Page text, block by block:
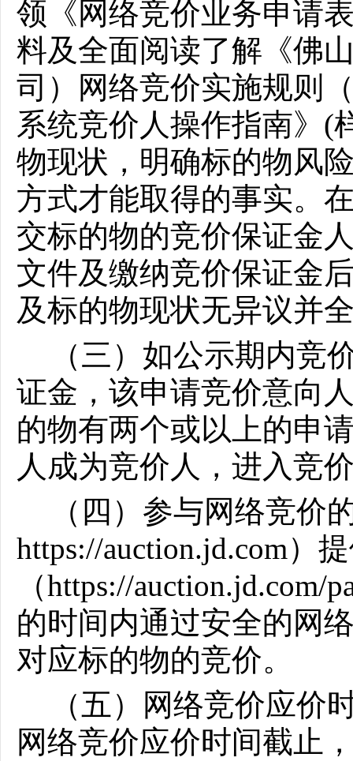
领《网络竞价业务申请
料及全面阅读了解《佛
司）网络竞价实施规则
系统竞价人操作指南》(
物现状，明确标的物风
方式才能取得的事实。
交标的物的竞价保证金
文件及缴纳竞价保证金
及标的物现状无异议并
（三）如公示期内竞
证金，该申请竞价意向
的物有两个或以上的申
人成为竞价人，进入竞
（四）参与网络竞价
https://auction.jd.com）
（https://auction.jd.com/
的时间内通过安全的网
对应标的物的竞价。
（五）网络竞价应价
网络竞价应价时间截止